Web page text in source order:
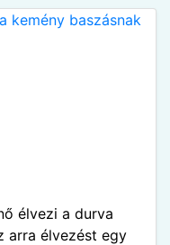
élvezi a durva
arra élvezést egy